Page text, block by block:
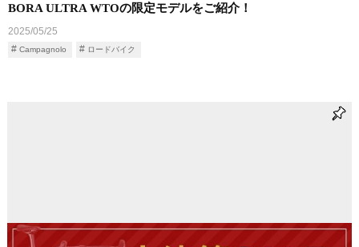
BORA ULTRA WTOの限定モデルをご紹介！
2025/05/25
Campagnolo ロードバイク